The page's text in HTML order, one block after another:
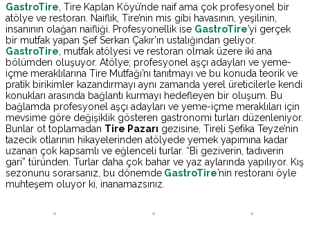
GastroTire , Tire Kaplan Köyü’nde naif ama çok profesyonel bir
atölye ve restoran. Naiflik, Tire’nin mis gibi havasının, yeşilinin,
insanının olağan naifliği. Profesyonellik ise GastroTire’yi gerçek
bir mutfak yapan Şef Serkan Çakır’ın ustalığından geliyor.
GastroTire , mutfak atölyesi ve restoran olmak üzere iki ana
bölümden oluşuyor. Atölye; profesyonel aşçı adayları ve yeme-
içme meraklılarına Tire Mutfağı’nı tanıtmayı ve bu konuda teorik ve
pratik birikimler kazandırmayı aynı zamanda yerel üreticilerle kendi
konukları arasında bağlantı kurmayı hedefleyen bir oluşum. Bu
bağlamda profesyonel aşçı adayları ve yeme-içme meraklıları için
mevsime göre değişiklik gösteren gastronomi turları düzenleniyor.
Bunlar ot toplamadan Tire Pazarı gezisine, Tireli Şefika Teyze’nin
tazecik otlarının hikayelerinden atölyede yemek yapımına kadar
uzanan çok kapsamlı ve eğlenceli turlar. “Bi geziverin, tadıverin
gari” türünden. Turlar daha çok bahar ve yaz aylarında yapılıyor. Kış
sezonunu sorarsanız, bu dönemde GastroTire’nin restoranı öyle
muhteşem oluyor ki, inanamazsınız.